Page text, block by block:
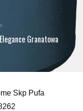
Granatowa
Skp Pufa